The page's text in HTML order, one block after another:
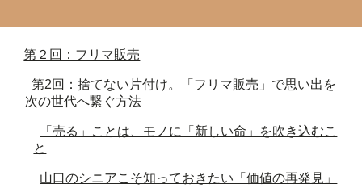
第２回：フリマ販売
第2回：捨てない片付け。「フリマ販売」で思い出を
次の世代へ繋ぐ方法
「売る」ことは、モノに「新しい命」を吹き込むこ
と
山口のシニアこそ知っておきたい「価値の再発見」